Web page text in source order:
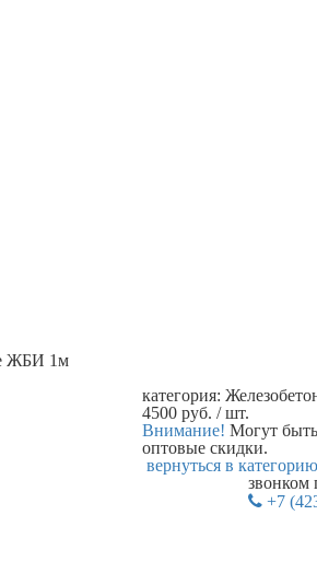
ЖБИ 1м
категория:
4500 руб. / шт.
Внимание! Могут
оптовые скидки.
вернуться в категорию
звонком
+7